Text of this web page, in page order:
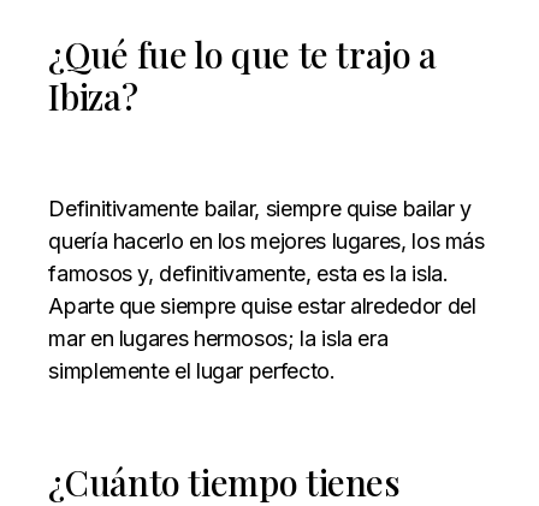
¿Qué fue lo que te trajo a
Ibiza?
Definitivamente bailar, siempre quise bailar y
quería hacerlo en los mejores lugares, los más
famosos y, definitivamente, esta es la isla.
Aparte que siempre quise estar alrededor del
mar en lugares hermosos; la isla era
simplemente el lugar perfecto.
¿Cuánto tiempo tienes